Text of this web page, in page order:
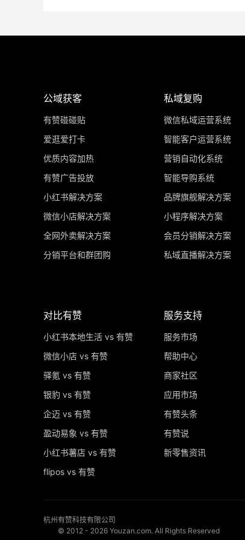
公域获客
有赞碰碰贴
爱逛爱打卡
优质内容加热
有赞广告投放
小红书解决方案
微信小店解决方案
全网外卖解决方案
分销平台和群团购
私域复购
微信私域运营系统
智能客户运营系统
营销自动化系统
智能导购系统
品牌旗舰解决方案
小程序解决方案
会员分销解决方案
私域直播解决方案
对比有赞
小红书本地生活 vs 有赞
微信小店 vs 有赞
驿氪 vs 有赞
银豹 vs 有赞
企迈 vs 有赞
盈动易象 vs 有赞
小红书薯店 vs 有赞
flipos vs 有赞
服务支持
服务市场
帮助中心
商家社区
应用市场
有赞头条
有赞说
新零售资讯
杭州有赞科技有限公司
© 2012 - 2026 Youzan.com. All Rights Reserved